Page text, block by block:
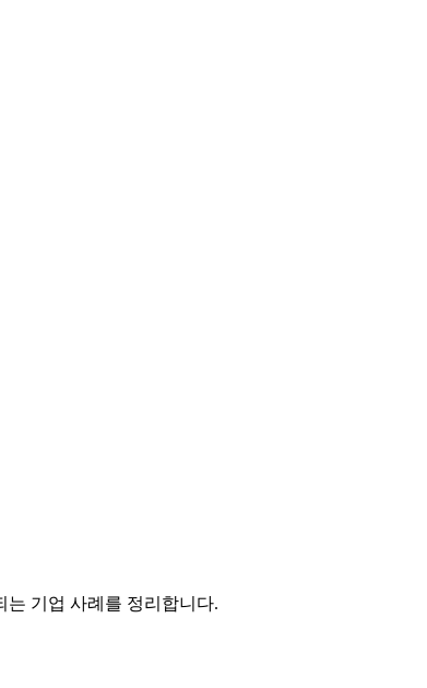
는 기업 사례를 정리합니다.